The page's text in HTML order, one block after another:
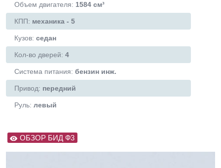
Объем двигателя: 1584 см³
КПП: механика - 5
Кузов: седан
Кол-во дверей: 4
Система питания: бензин инж.
Привод: передний
Руль: левый
ОБЗОР БИД Ф3